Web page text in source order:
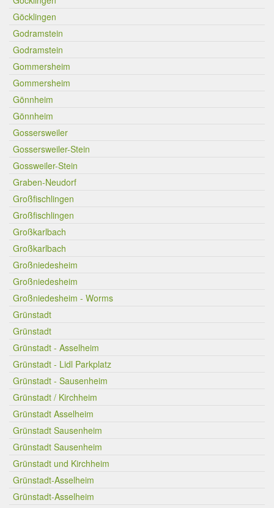
Göcklingen
Godramstein
Godramstein
Gommersheim
Gommersheim
Gönnheim
Gönnheim
Gossersweiler
Gossersweiler-Stein
Gossweiler-Stein
Graben-Neudorf
Großfischlingen
Großfischlingen
Großkarlbach
Großkarlbach
Großniedesheim
Großniedesheim
Großniedesheim - Worms
Grünstadt
Grünstadt
Grünstadt - Asselheim
Grünstadt - Lidl Parkplatz
Grünstadt - Sausenheim
Grünstadt / Kirchheim
Grünstadt Asselheim
Grünstadt Sausenheim
Grünstadt Sausenheim
Grünstadt und Kirchheim
Grünstadt-Asselheim
Grünstadt-Asselheim